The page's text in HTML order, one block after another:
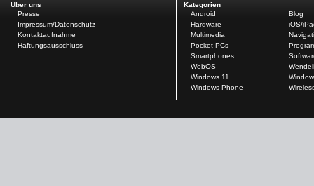
Über uns
Presse
Impressum/Datenschutz
Kontaktaufnahme
Haftungsausschluss
Kategorien
Android
Blog
Hardware
iOS/
Multimedia
Pocket PCs
Smartphones
WebOS
Windows 11
Windows Phone